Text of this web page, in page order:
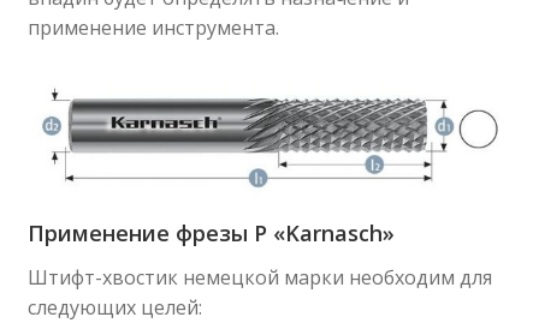
применение инструмента.
Применение фрезы Р «Karnasch»
Штифт-хвостик немецкой марки необходим для
следующих целей: